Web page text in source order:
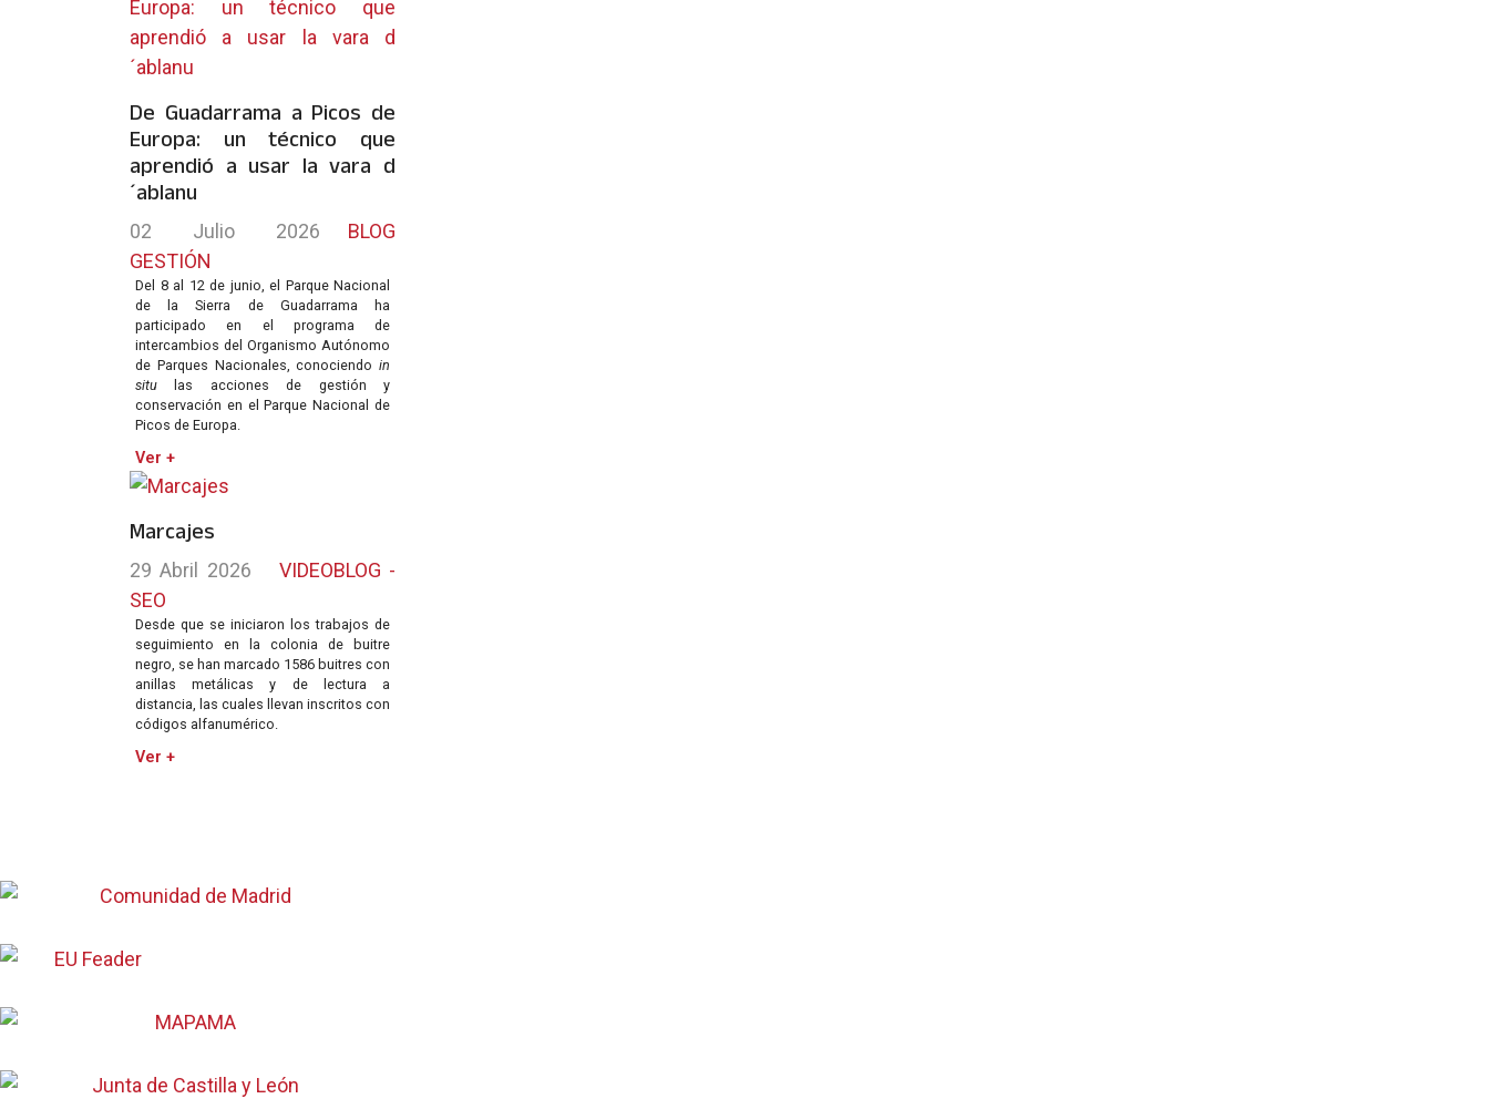
De Guadarrama a Picos de
Europa: un técnico que
aprendió a usar la vara d
´ablanu
02 Julio 2026
BLOG
GESTIÓN
Del 8 al 12 de junio, el Parque Nacional
de la Sierra de Guadarrama ha
participado en el programa de
intercambios del Organismo Autónomo
de Parques Nacionales, conociendo in
situ las acciones de gestión y
conservación en el Parque Nacional de
Picos de Europa.
Ver +
Marcajes
29 Abril 2026
VIDEOBLOG -
SEO
Desde que se iniciaron los trabajos de
seguimiento en la colonia de buitre
negro, se han marcado 1586 buitres con
anillas metálicas y de lectura a
distancia, las cuales llevan inscritos con
códigos alfanumérico.
Ver +